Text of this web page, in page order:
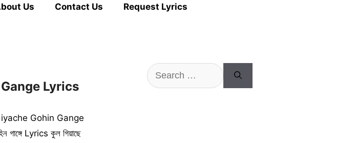
Us Contact Us Request Lyrics
Gange Lyrics
Giyache Gohin Gange
গাঙ্গে Lyrics কুল গিয়াছে
Search
for: